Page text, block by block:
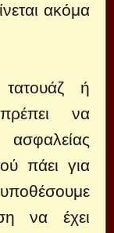
ακόμα
ή
να
πάει για
υποθέσουμε
να έχει